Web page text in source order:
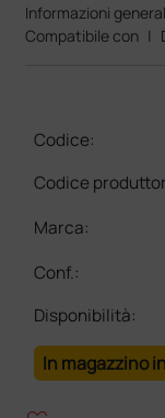
Informazioni
Compatibile con |
Codice:
Codice
Marca:
Conf.:
Disponibilità:
In magazzino